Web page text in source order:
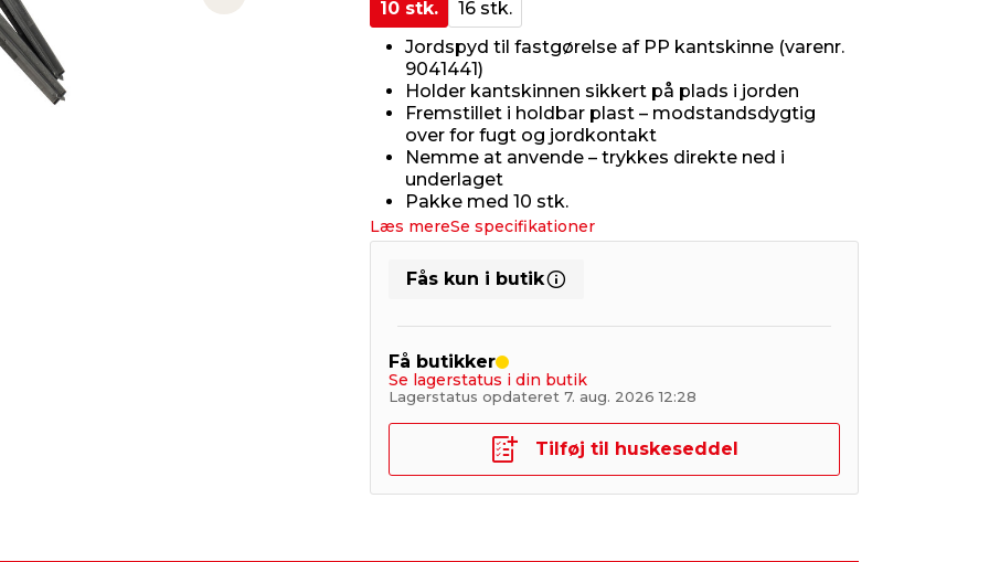
Next slide
10 stk.
16 stk.
Jordspyd til fastgørelse af PP kantskinne (varenr.
9041441)
Holder kantskinnen sikkert på plads i jorden
Fremstillet i holdbar plast – modstandsdygtig
over for fugt og jordkontakt
Nemme at anvende – trykkes direkte ned i
underlaget
Pakke med 10 stk.
Læs mereSe specifikationer
Fås kun i butik
Få butikker
Se lagerstatus i din butik
Lagerstatus opdateret 7. aug. 2026 12:28
Tilføj til huskeseddel